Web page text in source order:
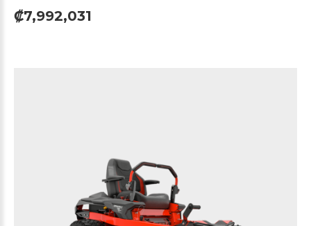
₡7,992,031